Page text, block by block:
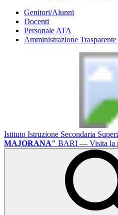
Genitori/Alunni
Docenti
Personale ATA
Amministrazione Trasparente
Istituto Istruzione Secondaria
MAJORANA" BARI — Visita la